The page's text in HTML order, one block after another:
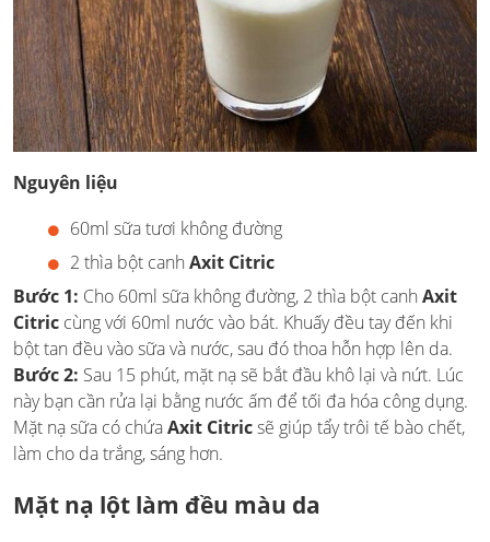
Nguyên liệu
60ml sữa tươi không đường
2 thìa bột canh Axit Citric
Bước 1: Cho 60ml sữa không đường, 2 thìa bột canh Axit
Citric cùng với 60ml nước vào bát. Khuấy đều tay đến khi
bột tan đều vào sữa và nước, sau đó thoa hỗn hợp lên da.
Bước 2: Sau 15 phút, mặt nạ sẽ bắt đầu khô lại và nứt. Lúc
này bạn cần rửa lại bằng nước ấm để tối đa hóa công dụng.
Mặt nạ sữa có chứaAxit Citricsẽ giúp tẩy trôi tế bào chết,
làm cho da trắng, sáng hơn.
Mặt nạ lột làm đều màu da